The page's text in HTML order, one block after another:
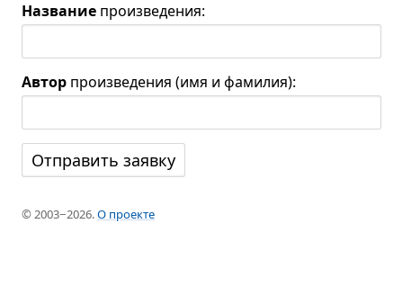
Название произведения:
Автор произведения (имя и фамилия):
© 2003−2026.О проекте